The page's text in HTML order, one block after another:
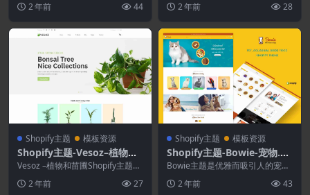
站的独特解决方案。...
2 年前 44
具和设置...
2 年前 28
Shopify主题 模板资源
Shopify主题-Vesoz–植物和
苗圃Shopify主题
Vesoz –植物和苗圃Shopify主题无
疑是一个动态且出色的响应式Sho
pi...2 年前 27
Shopify主题 模板资源
Shopify主题-Bowie-宠物.水
族馆.鸟类食品.现场Shopify
主题
Bowie主题是优雅而吸引人的宠物
主题，专门设计用于创建在线商
店，出售幼犬，小猫...
2 年前 43